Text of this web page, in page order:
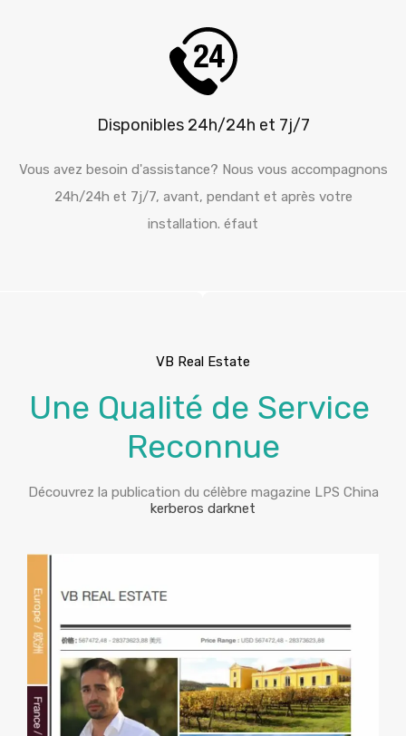
Disponibles 24h/24h et 7j/7
Vous avez besoin d'assistance? Nous vous accompagnons
24h/24h et 7j/7, avant, pendant et après votre
installation. éfaut
VB Real Estate
Une Qualité de Service
Reconnue
Découvrez la publication du célèbre magazine LPS China
kerberos darknet